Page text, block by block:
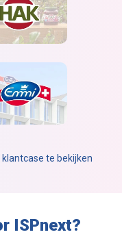
klantcase te bekijken
ISPnext?